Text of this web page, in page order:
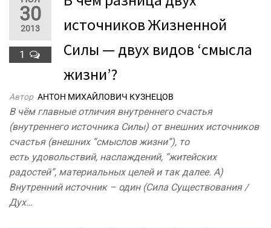
30
2013
1
источников Жизненной
Силы — двух видов ‘смысла
жизни’?
Автор АНТОН МИХАЙЛОВИЧ КУЗНЕЦОВ
В чём главные отличия внутреннего счастья
(внутреннего источника Силы) от внешних источников
счастья (внешних “смыслов жизни”), то
есть удовольствий, наслаждений, “житейских
радостей”, материальных целей и так далее. А)
Внутренний источник – один (Сила Существования /
Дух…